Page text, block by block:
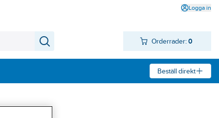
Logga in
Orderrader: 0
Beställ direkt